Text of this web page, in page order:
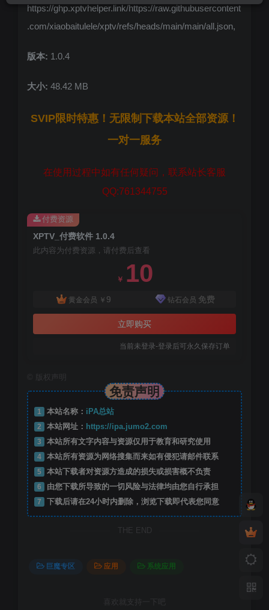
https://ghp.xptvhelper.link/https://raw.githubusercontent
.com/xiaobaitulele/xptv/refs/heads/main/main/all.json,
版本: 1.0.4
大小: 48.42 MB
SVIP限时特惠！无限制下载本站全部资源！
一对一服务
在使用过程中如有任何疑问，联系站长客服
QQ:761344755
XPTV_付费软件 1.0.4
此内容为付费资源，请付费后查看
￥ 10
黄金会员 ￥ 9 钻石会员 免费
立即购买
当前未登录-登录后可永久保存订单
付费资源
版权声明
免责声明
1 本站名称： iPA总站
2
本站网址： https://ipa.jumo2.com
3
本站所有文字内容与资源仅用于教育和研究使用
4
本站所有资源为网络搜集而来如有侵犯请邮件联系
5
本站下载者对资源方造成的损失或损害概不负责
6
由您下载所导致的一切风险与法律均由您自行承担
7
下载后请在24小时内删除，浏览下载即代表您同意
THE END
巨魔专区 应用 系统应用
喜欢就支持一下吧